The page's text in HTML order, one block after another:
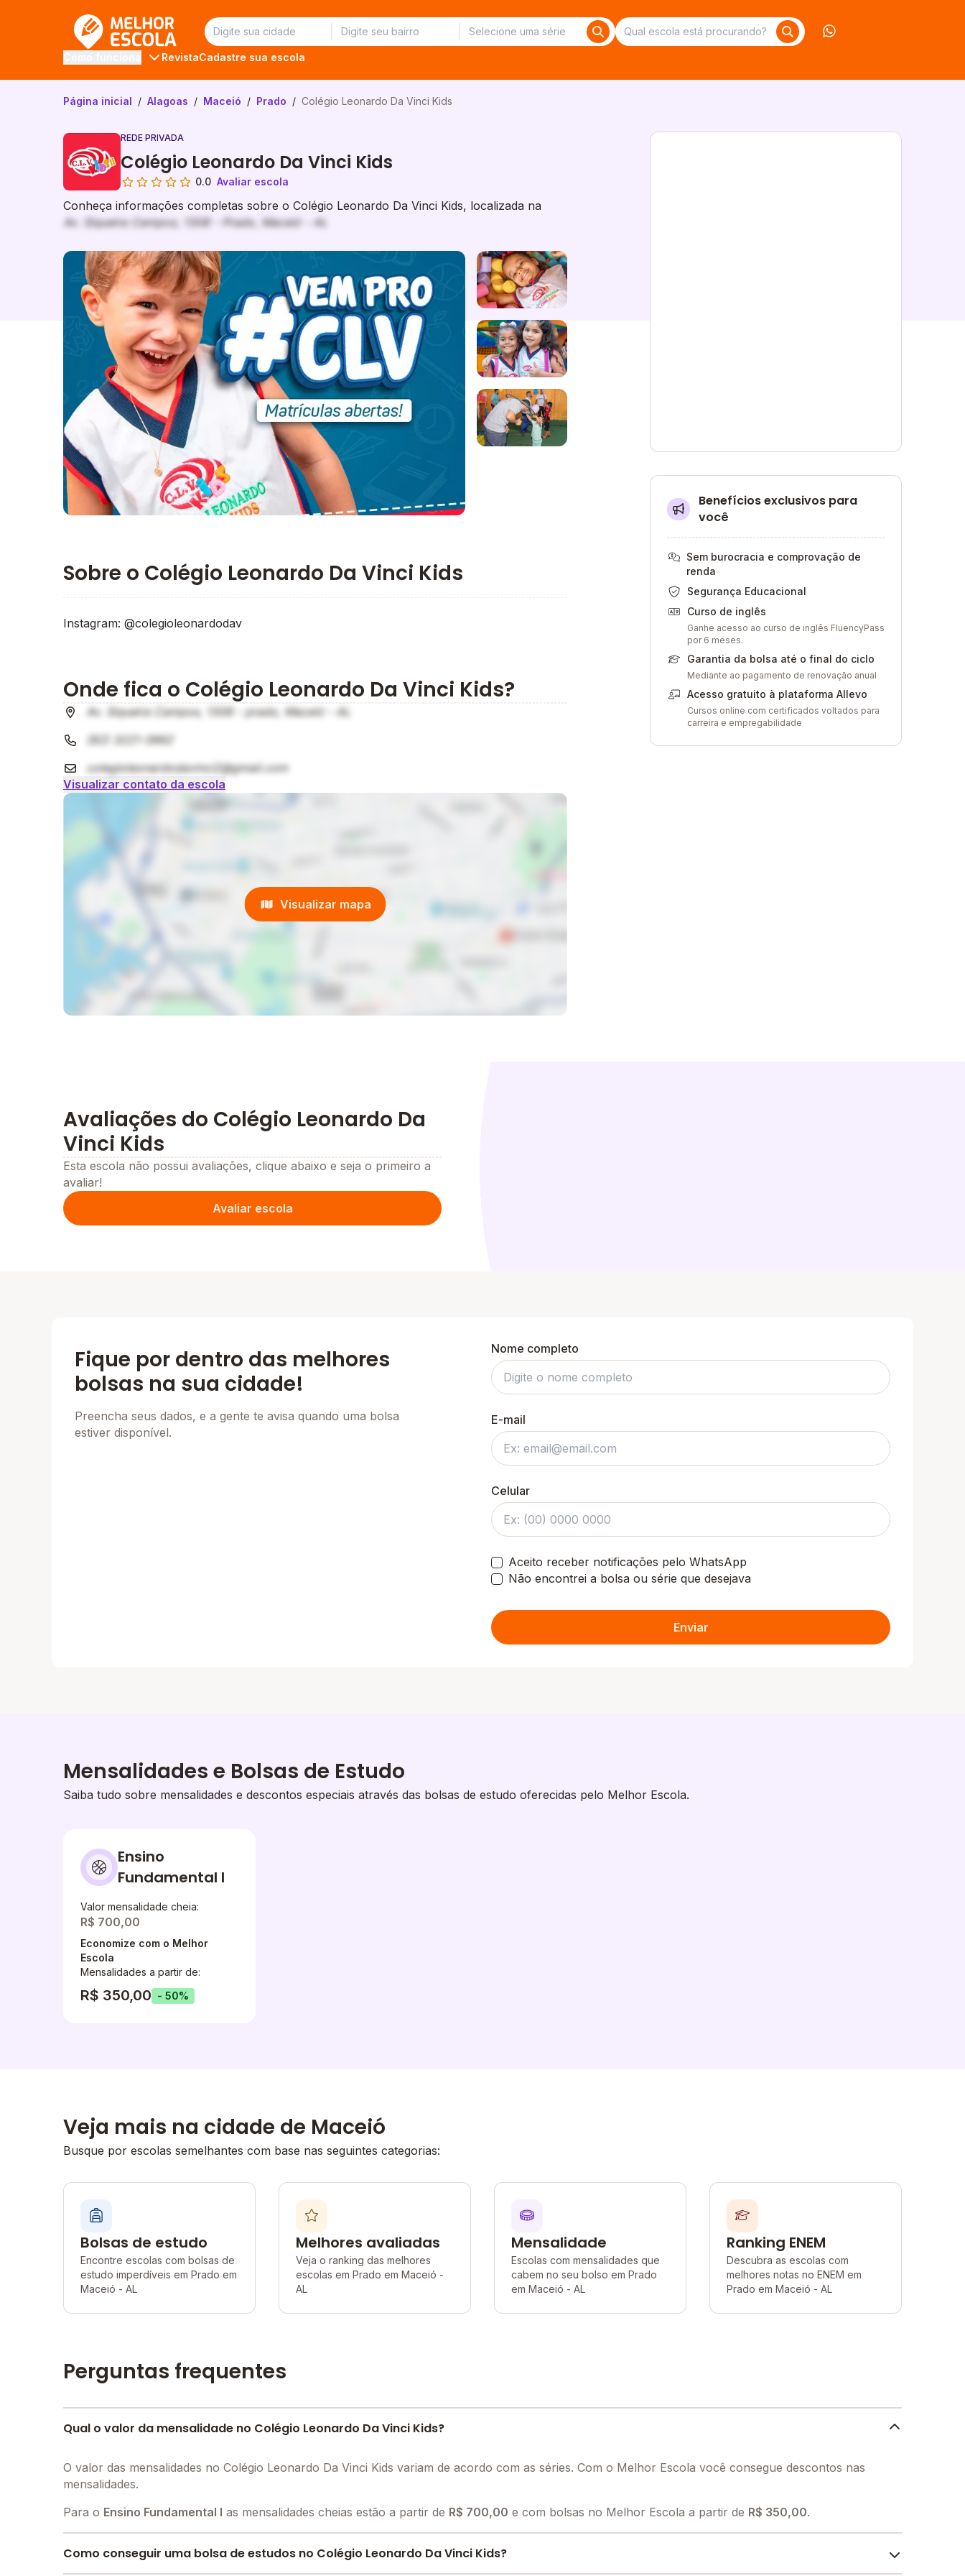
RevistaCadastre sua escola
Página inicial / Alagoas / Maceió / Prado / Colégio Leonardo Da Vinci Kids
REDE PRIVADA
Colégio Leonardo Da Vinci Kids
0.0 Avaliar escola
Conheça informações completas sobre o Colégio Leonardo Da Vinci Kids, localizada na
Av. Siqueira Campos, 1308 - Prado, Maceió - AL
Benefícios exclusivos para
você
Sem burocracia e comprovação de
renda
Segurança Educacional
Curso de inglês
Ganhe acesso ao curso de inglês FluencyPass
por 6 meses.
Garantia da bolsa até o final do ciclo
Mediante ao pagamento de renovação anual
Acesso gratuito à plataforma Allevo
Cursos online com certificados voltados para
carreira e empregabilidade
Galeria de imagem
Imagem 1
Imagem 2
Sobre o Colégio Leonardo Da Vinci Kids
Instagram: @colegioleonardodav
Onde fica o Colégio Leonardo Da Vinci Kids?
Av. Siqueira Campos, 1308 - prado, Maceió - AL
(82) 3221-3862
colegioleonardodavinci2@gmail.com
Visualizar contato da escola
Visualizar mapa
Avaliações do Colégio Leonardo Da
Vinci Kids
Esta escola não possui avaliações, clique abaixo e seja o primeiro a
avaliar!
Avaliar escola
Fique por dentro das melhores
bolsas na sua cidade!
Preencha seus dados, e a gente te avisa quando uma bolsa
estiver disponível.
Nome completo
E-mail
Celular
Aceito receber notificações pelo WhatsApp
Não encontrei a bolsa ou série que desejava
Enviar
Mensalidades e Bolsas de Estudo
Saiba tudo sobre mensalidades e descontos especiais através das bolsas de estudo oferecidas pelo Melhor Escola.
Ensino
Fundamental I
Valor mensalidade cheia:
R$ 700,00
Economize com o Melhor
Escola
Mensalidades a partir de:
R$ 350,00 - 50%
Veja mais na cidade de Maceió
Busque por escolas semelhantes com base nas seguintes categorias:
Bolsas de estudo
Encontre escolas com bolsas de
estudo imperdíveis em Prado em
Maceió - AL
Melhores avaliadas
Veja o ranking das melhores
escolas em Prado em Maceió -
AL
Mensalidade
Escolas com mensalidades que
cabem no seu bolso em Prado
em Maceió - AL
Ranking ENEM
Descubra as escolas com
melhores notas no ENEM em
Prado em Maceió - AL
Perguntas frequentes
Qual o valor da mensalidade no Colégio Leonardo Da Vinci Kids?
O valor das mensalidades no Colégio Leonardo Da Vinci Kids variam de acordo com as séries. Com o Melhor Escola você consegue descontos nas
mensalidades.
Para o Ensino Fundamental I as mensalidades cheias estão a partir de R$ 700,00 e com bolsas no Melhor Escola a partir de R$ 350,00.
Como conseguir uma bolsa de estudos no Colégio Leonardo Da Vinci Kids?